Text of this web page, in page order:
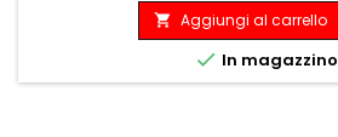
 Aggiungi al carrello
 In magazzino